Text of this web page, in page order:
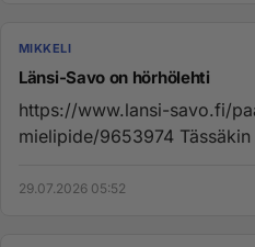
MIKKELI
Länsi-Savo on hörhölehti
https://www.lansi-savo.fi/
mielipide/9653974 Tässäkin näkyy miten
29.07.2026 05:52